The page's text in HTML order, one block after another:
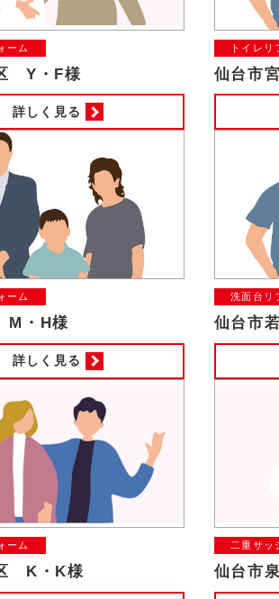
ーム
Y・F様
詳しく見る
トイレリ
仙台市
ーム
・H様
詳しく見る
洗面台リ
仙台市
ーム
K・K様
二重サッ
仙台市